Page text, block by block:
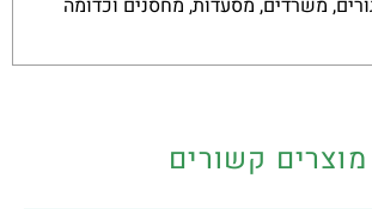
משרדים, מסעדות, מחסנים וכדומה
מוצרים קשורים